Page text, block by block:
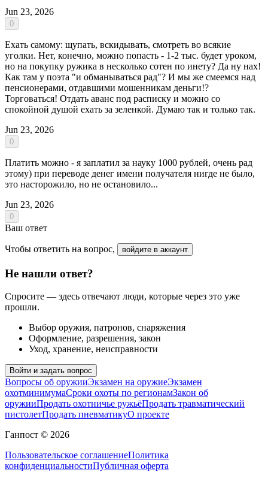
Jun 23, 2026
0
Ехать самому: щупать, вскидывать, смотреть во всякие
уголки. Нет, конечно, можно попасть - 1-2 тыс. будет уроком,
но на покупку ружика в несколько сотен по инету? Да ну нах!
Как там у поэта "и обманываться рад"? И мы же смеемся над
пенсионерами, отдавшими мошенникам деньги!?
Торговаться! Отдать аванс под расписку и можно со
спокойной душой ехать за зеленкой. Думаю так и только так.
Jun 23, 2026
0
Платить можно - я заплатил за науку 1000 рублей, очень рад
этому) при переводе денег имени получателя нигде не было,
это насторожило, но не остановило...
Jun 23, 2026
0
Ваш ответ
Чтобы ответить на вопрос, войдите в аккаунт
Не нашли ответ?
Спросите — здесь отвечают люди, которые через это уже
прошли.
Выбор оружия, патронов, снаряжения
Оформление, разрешения, закон
Уход, хранение, неисправности
Войти и задать вопрос
Вопросы об оружииЭкзамен на оружиеЭкзамен
охотминимумаСроки охоты по регионамЗакон об
оружииПродать охотничье ружьёПродать травматический
пистолетПродать пневматикуО проекте
Ганпост © 2026
Пользовательское соглашениеПолитика
конфиденциальностиПубличная оферта